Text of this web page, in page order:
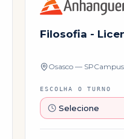
Filosofia -
Osasco — SPCampus
ESCOLHA O TURNO